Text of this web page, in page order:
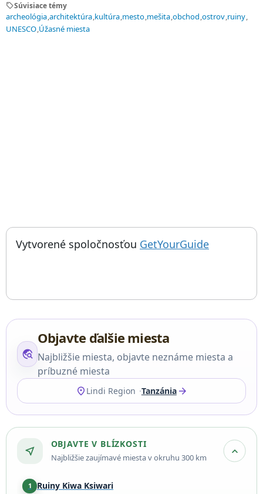
sellSúvisiace témy
archeológia architektúra kultúra mesto mešita obchod ostrov ruiny
UNESCO Úžasné miesta
Vytvorené spoločnosťou GetYourGuide; otvorí sa
travel_explore
Objavte ďalšie miesta
Najbližšie miesta, objavte neznáme miesta a
príbuzné miesta
location_on Lindi Region Tanzánia arrow_forward
near_me
OBJAVTE V BLÍZKOSTI
Najbližšie zaujímavé miesta v okruhu 300 km expand_more
1 Ruiny Kiwa Ksiwari